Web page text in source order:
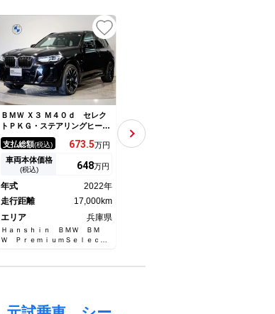
ＢＭＷ Ｘ３ Ｍ４０ｄ セレク
トＰＫＧ・ステアリングヒータ
ー・ガラスサンルーフ・リヤサ
イドローラーブラインド・ｈａ
ｒｍａｎｋａｒｄｏｎサウン
ド・アクティブベンチレーショ
ディスプレイ・全周囲カメラ
支払総額(税込) 673.5万円
車両本体価格
(税込) 648万円
年式
2022年
走行距離
17,000km
エリア
兵庫県
Ｈａｎｓｈｉｎ ＢＭＷ ＢＭ
Ｗ ＰｒｅｍｉｕｍＳｅｌｅｃｔ
トトラックパッケージ コニャ
ックレザーシート サウンドパ
ッケージ ステアリングヒータ
支払総額